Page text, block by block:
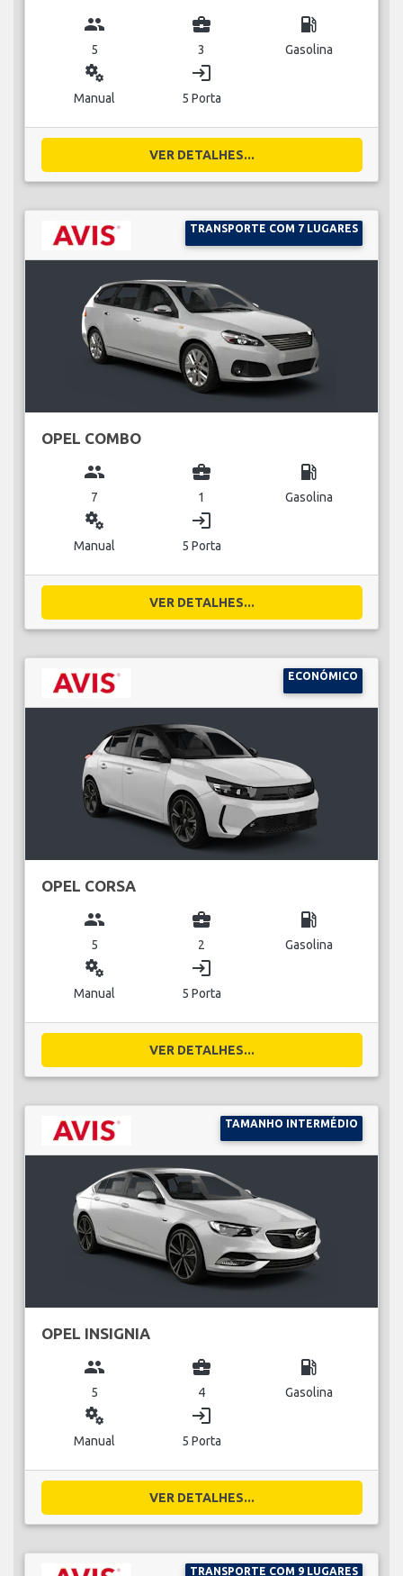
group
5
business_center
3
local_gas_station
Gasolina
miscellaneous_services
Manual
login
5 Porta
VER DETALHES...
TRANSPORTE COM 7 LUGARES
OPEL COMBO
group
7
business_center
1
local_gas_station
Gasolina
miscellaneous_services
Manual
login
5 Porta
VER DETALHES...
ECONÓMICO
OPEL CORSA
group
5
business_center
2
local_gas_station
Gasolina
miscellaneous_services
Manual
login
5 Porta
VER DETALHES...
TAMANHO INTERMÉDIO
OPEL INSIGNIA
group
5
business_center
4
local_gas_station
Gasolina
miscellaneous_services
Manual
login
5 Porta
VER DETALHES...
TRANSPORTE COM 9 LUGARES